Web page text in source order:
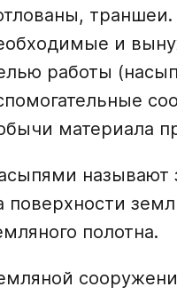
и
работы
материала
называют
поверхности
полотна.